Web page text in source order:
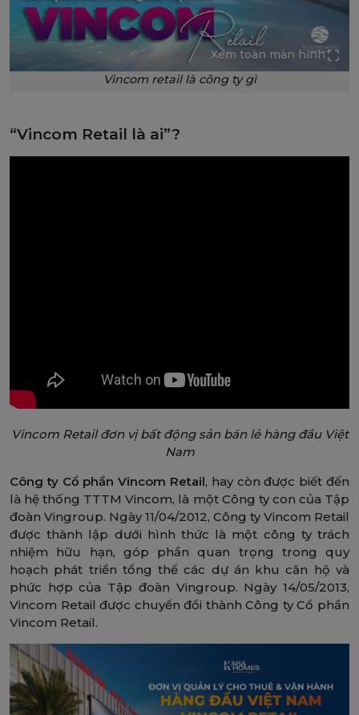
Xem toàn màn hình
Vincom retail là công ty gì
“Vincom Retail là ai”?
Vincom Retail đơn vị bất động sản bán lẻ hàng đầu Việt
Nam
Công ty Cổ phần Vincom Retail, hay còn được biết đến
là hệ thống TTTM Vincom, là một Công ty con của Tập
đoàn Vingroup. Ngày 11/04/2012, Công ty Vincom Retail
được thành lập dưới hình thức là một công ty trách
nhiệm hữu hạn, góp phần quan trọng trong quy
hoạch phát triển tổng thể các dự án khu căn hộ và
phức hợp của Tập đoàn Vingroup. Ngày 14/05/2013,
Vincom Retail được chuyển đổi thành Công ty Cổ phần
Vincom Retail.